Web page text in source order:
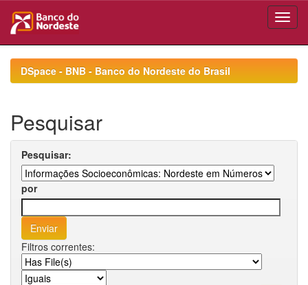
navigationDSpace - BNB - Banco do Nordeste do Brasil
Pesquisar
Pesquisar:
por
Filtros correntes: